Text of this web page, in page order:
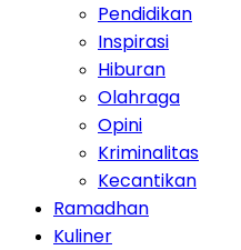
Pendidikan
Inspirasi
Hiburan
Olahraga
Opini
Kriminalitas
Kecantikan
Ramadhan
Kuliner